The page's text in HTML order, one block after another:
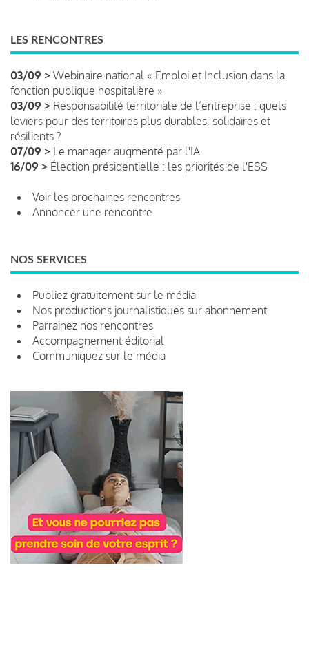
LES RENCONTRES
03/09 > Webinaire national « Emploi et Inclusion dans la
fonction publique hospitalière »
03/09 > Responsabilité territoriale de l’entreprise : quels
leviers pour des territoires plus durables, solidaires et
résilients ?
07/09 > Le manager augmenté par l'IA
16/09 > Élection présidentielle : les priorités de l'ESS
Voir les prochaines rencontres
Annoncer une rencontre
NOS SERVICES
Publiez gratuitement sur le média
Nos productions journalistiques sur abonnement
Parrainez nos rencontres
Accompagnement éditorial
Communiquez sur le média